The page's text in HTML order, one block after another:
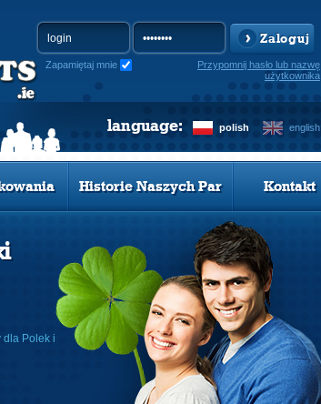
Zaloguj
Zapamiętaj mnie
Przypomnij hasło lub nazwę
użytkownika
polish english
language:
Historie Naszych Par Kontakt
dla Polek i